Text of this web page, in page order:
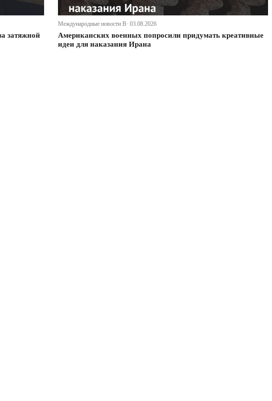
затяжной
Международные новости В· 03.08.2026
Американских военных попросили придумать креативные
идеи для наказания Ирана